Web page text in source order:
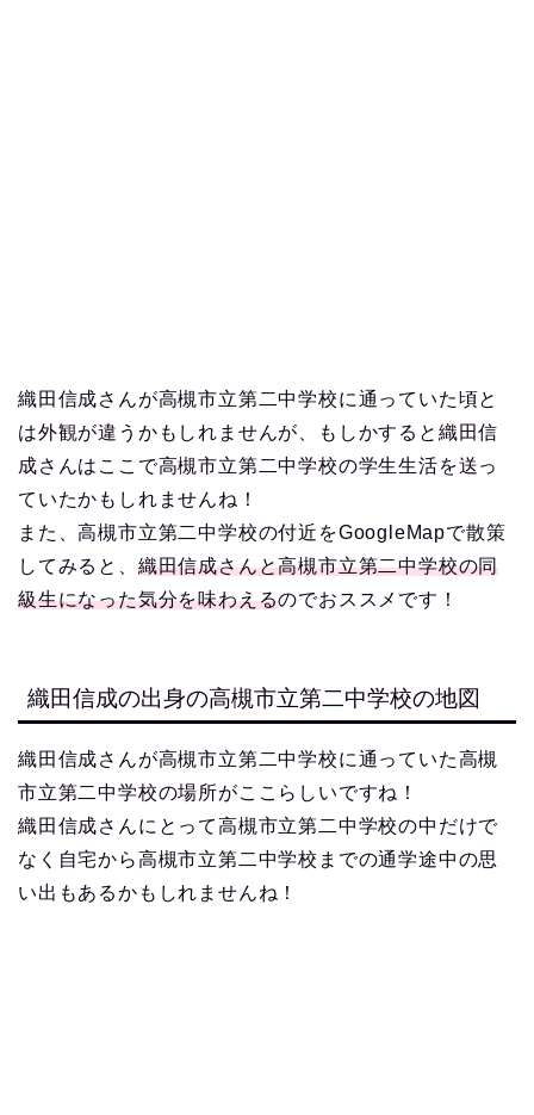
織田信成さんが高槻市立第二中学校に通っていた頃と
は外観が違うかもしれませんが、もしかすると織田信
成さんはここで高槻市立第二中学校の学生生活を送っ
ていたかもしれませんね！
また、高槻市立第二中学校の付近をGoogleMapで散策
してみると、 織田信成さんと高槻市立第二中学校の同
級生になった気分を味わえるのでおススメです！
織田信成の出身の高槻市立第二中学校の地図
織田信成さんが高槻市立第二中学校に通っていた高槻
市立第二中学校の場所がここらしいですね！
織田信成さんにとって高槻市立第二中学校の中だけで
なく自宅から高槻市立第二中学校までの通学途中の思
い出もあるかもしれませんね！